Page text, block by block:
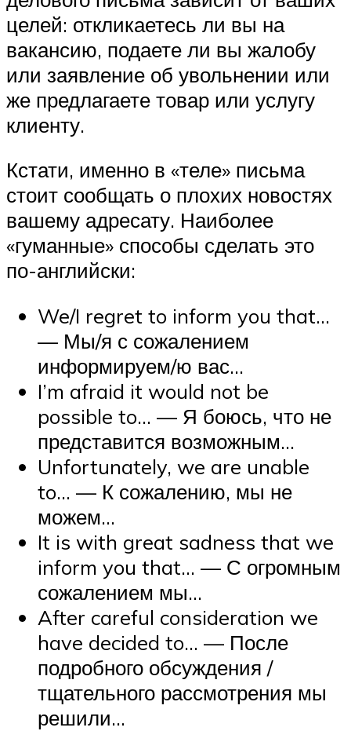
целей: откликаетесь ли вы на
вакансию, подаете ли вы жалобу
или заявление об увольнении или
же предлагаете товар или услугу
клиенту.
Кстати, именно в «теле» письма
стоит сообщать о плохих новостях
вашему адресату. Наиболее
«гуманные» способы сделать это
по-английски:
We/I regret to inform you that…
— Мы/я с сожалением
информируем/ю вас…
I’m afraid it would not be
possible to… — Я боюсь, что не
представится возможным…
Unfortunately, we are unable
to… — К сожалению, мы не
можем…
It is with great sadness that we
inform you that… — С огромным
сожалением мы…
After careful consideration we
have decided to… — После
подробного обсуждения /
тщательного рассмотрения мы
решили…